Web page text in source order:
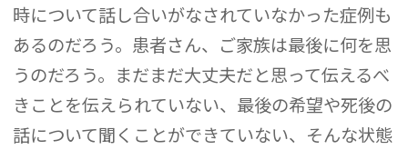
時について話し合いがなされていなかった症例も
あるのだろう。患者さん、ご家族は最後に何を思
うのだろう。まだまだ大丈夫だと思って伝えるべ
きことを伝えられていない、最後の希望や死後の
話について聞くことができていない、そんな状態